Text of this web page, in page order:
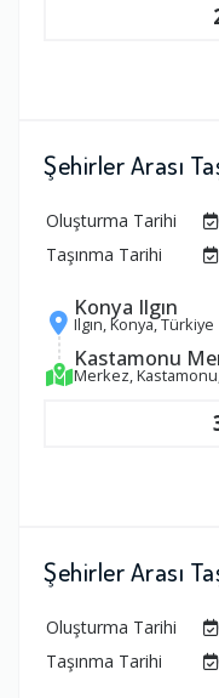
Şehirler Arası
Oluşturma Tarihi
Taşınma Tarihi
Konya Ilgın
Ilgın, Konya, Türkiye
Kastamonu
Merkez,
Şehirler Arası
Oluşturma Tarihi
Taşınma Tarihi